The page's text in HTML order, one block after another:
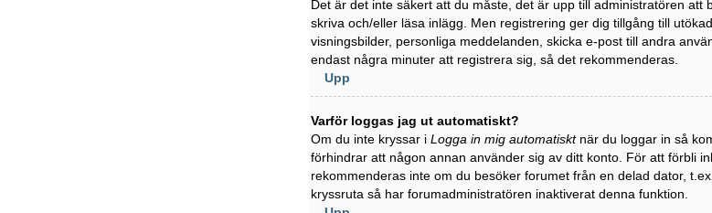
Det är det inte säkert att du måste, det är upp till administratören
skriva och/eller läsa inlägg. Men registrering ger dig tillgång till
visningsbilder, personliga meddelanden, skicka e-post till andra
endast några minuter att registrera sig, så det rekommenderas.
Upp
Varför loggas jag ut automatiskt?
Om du inte kryssar i Logga in mig automatisktnär du loggar in så
förhindrar att någon annan använder sig av ditt konto. För att förbli
rekommenderas inte om du besöker forumet från en delad dator,
kryssruta så har forumadministratören inaktiverat denna funktion.